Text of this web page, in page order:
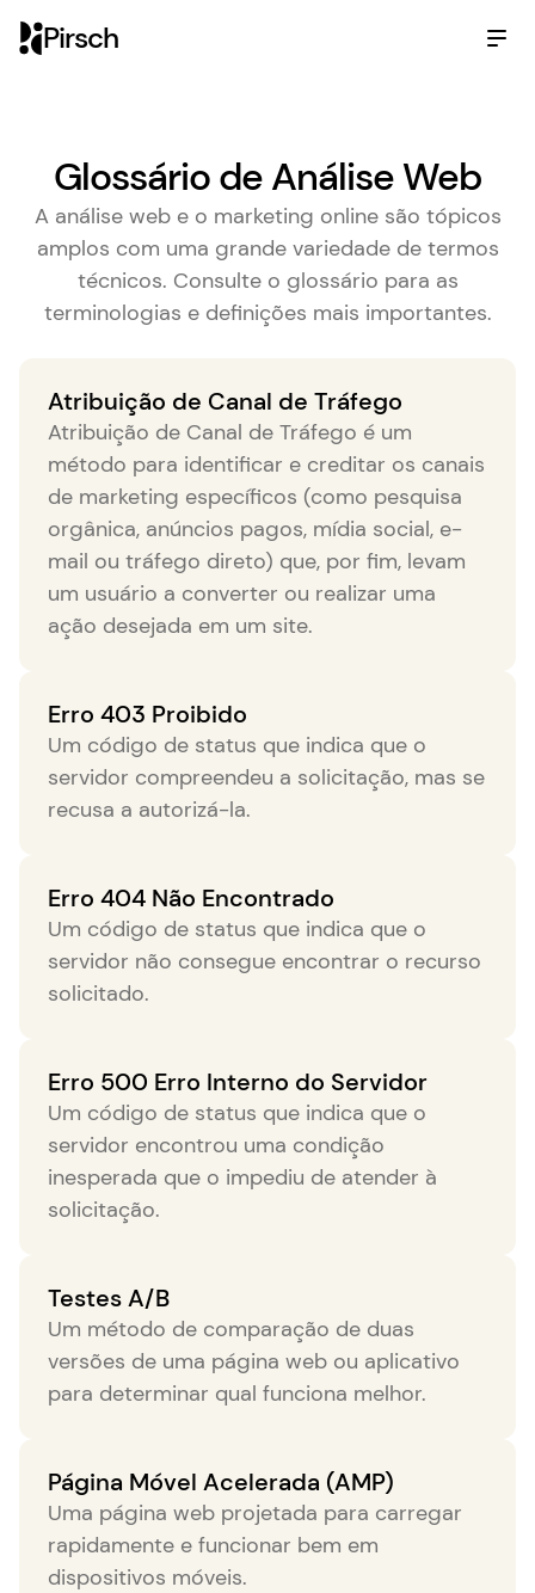
Pirsch
Glossário de Análise Web
A análise web e o marketing online são tópicos
amplos com uma grande variedade de termos
técnicos. Consulte o glossário para as
terminologias e definições mais importantes.
Atribuição de Canal de Tráfego
Atribuição de Canal de Tráfego é um
método para identificar e creditar os canais
de marketing específicos (como pesquisa
orgânica, anúncios pagos, mídia social, e-
mail ou tráfego direto) que, por fim, levam
um usuário a converter ou realizar uma
ação desejada em um site.
Erro 403 Proibido
Um código de status que indica que o
servidor compreendeu a solicitação, mas se
recusa a autorizá-la.
Erro 404 Não Encontrado
Um código de status que indica que o
servidor não consegue encontrar o recurso
solicitado.
Erro 500 Erro Interno do Servidor
Um código de status que indica que o
servidor encontrou uma condição
inesperada que o impediu de atender à
solicitação.
Testes A/B
Um método de comparação de duas
versões de uma página web ou aplicativo
para determinar qual funciona melhor.
Página Móvel Acelerada (AMP)
Uma página web projetada para carregar
rapidamente e funcionar bem em
dispositivos móveis.